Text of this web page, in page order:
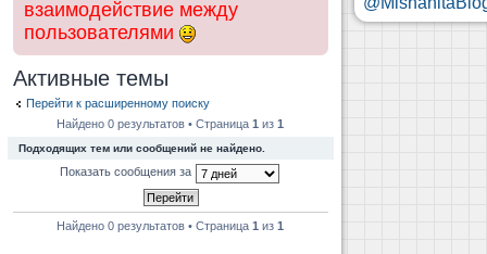
взаимодействие между
пользователями
Активные темы
Перейти к расширенному поиску
Найдено 0 результатов • Страница1 из1
Подходящих тем или сообщений не найдено.
Показать сообщения за
Найдено 0 результатов • Страница1 из1